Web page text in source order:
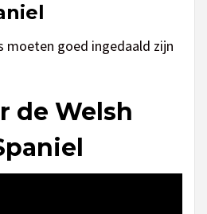
moeten goed ingedaald zijn
de Welsh